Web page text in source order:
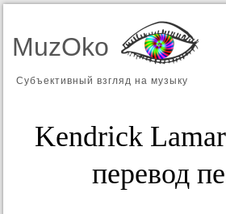
MuzOko
Субъективный взгляд на музыку
Kendrick
перевод